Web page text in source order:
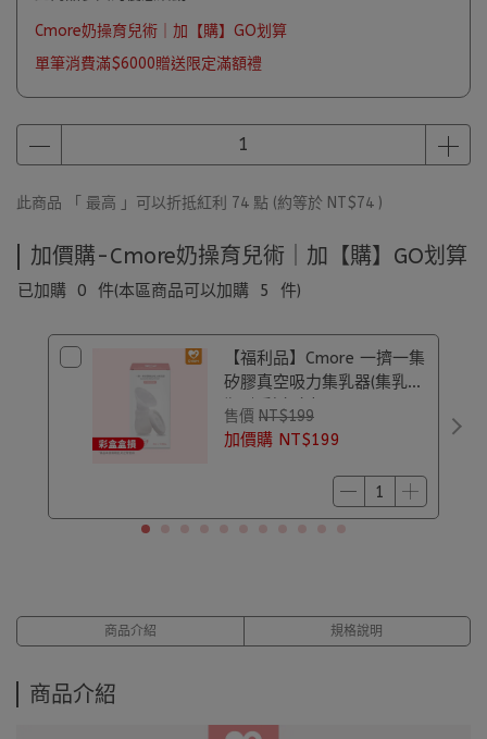
Cmore奶操育兒術｜加【購】GO划算
單筆消費滿$6000贈送限定滿額禮
此商品 「 最高 」可以折抵紅利 74 點 (約等於 NT$74 )
加價購-Cmore奶操育兒術｜加【購】GO划算
已加購 0 件(本區商品可以加購 5 件)
【福利品】Cmore 一擠一集
矽膠真空吸力集乳器(集乳
瓶)｜彩盒盒損
售價 NT$199
加價購 NT$199
商品介紹 規格說明
商品介紹